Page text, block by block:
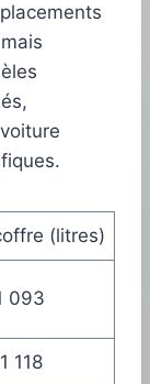
(litres)
093
118